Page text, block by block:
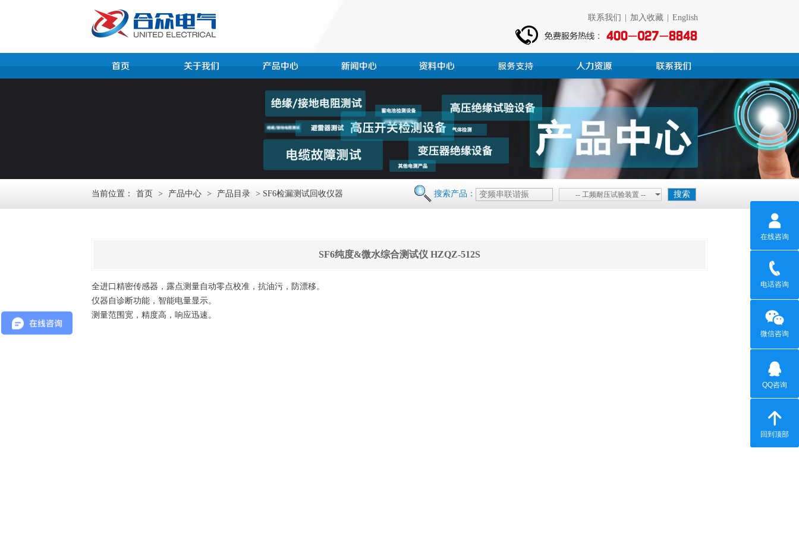
联系我们 加入收藏 English
当前位置： 首页 > 产品中心 > 产品目录 > SF6检漏测试回收仪器 搜索产品： -- 工频耐压试验装置 --
SF6纯度&微水综合测试仪 HZQZ-512S
全进口精密传感器，露点测量自动零点校准，抗油污，防漂移。
仪器自诊断功能，智能电量显示。
测量范围宽，精度高，响应迅速。
在线咨询
电话咨询
微信咨询
QQ咨询
回到顶部